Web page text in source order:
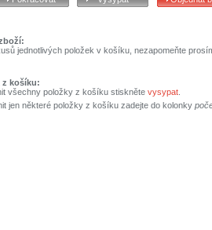
jednotlivých položek v košíku, nezapomeňte
z košíku:
všechny položky z košíku stiskněte vysypat
jen některé položky z košíku zadejte do kolonky